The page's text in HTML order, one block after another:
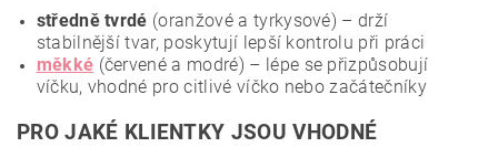
středně tvrdé (oranžové a tyrkysové) – drží
stabilnější tvar, poskytují lepší kontrolu při práci
měkké (červené a modré) – lépe se přizpůsobují
víčku, vhodné pro citlivé víčko nebo začátečníky
PRO JAKÉ KLIENTKY JSOU VHODNÉ